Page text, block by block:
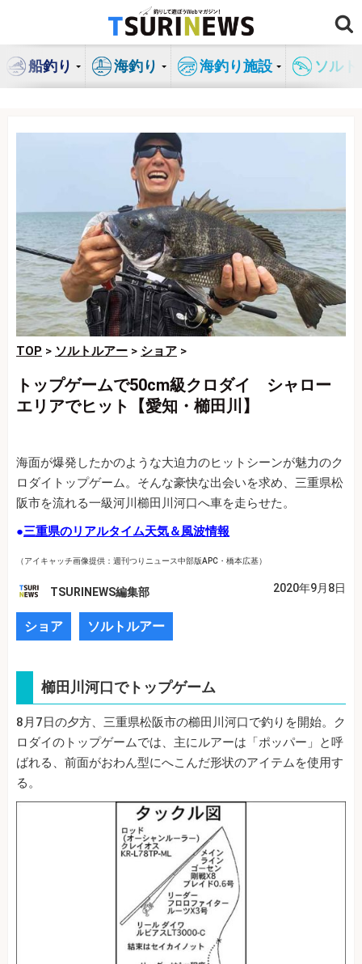
ン
船釣り 海釣り 海釣り施設 ソル
TOP > ソルトルアー > ショア >
トップゲームで50cm級クロダイ シャロー
エリアでヒット【愛知・櫛田川】
海面が爆発したかのような大迫力のヒットシーンが魅力のク
ロダイトップゲーム。そんな豪快な出会いを求め、三重県松
阪市を流れる一級河川櫛田川河口へ車を走らせた。
●三重県のリアルタイム天気＆風波情報
（アイキャッチ画像提供：週刊つりニュース中部版APC・橋本広基）
TSURINEWS編集部 2020年9月8日
ショア ソルトルアー
櫛田川河口でトップゲーム
8月7日の夕方、三重県松阪市の櫛田川河口で釣りを開始。ク
ロダイのトップゲームでは、主にルアーは「ポッパー」と呼
ばれる、前面がおわん型にへこんだ形状のアイテムを使用す
る。